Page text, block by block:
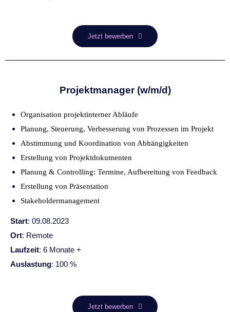
Jetzt bewerben
Projektmanager (w/m/d)
Organisation projektinterner Abläufe
Planung, Steuerung, Verbesserung von Prozessen im Projekt
Abstimmung und Koordination von Abhängigkeiten
Erstellung von Projektdokumenten
Planung & Controlling: Termine, Aufbereitung von Feedback
Erstellung von Präsentation
Stakeholdermanagement
Start: 09.08.2023
Ort: Remote
Laufzeit: 6 Monate +
Auslastung: 100 %
Jetzt bewerben